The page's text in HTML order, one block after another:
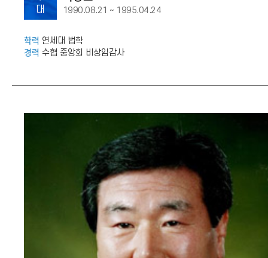
대
1990.08.21 ~ 1995.04.24
학력 연세대 법학
경력 수협 중앙회 비상임감사